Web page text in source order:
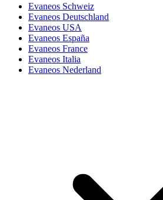
Evaneos Schweiz
Evaneos Deutschland
Evaneos USA
Evaneos España
Evaneos France
Evaneos Italia
Evaneos Nederland